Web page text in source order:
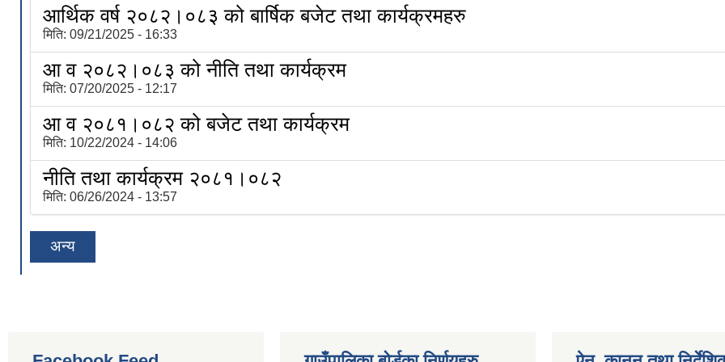
आर्थिक वर्ष २०८२।०८३ को बार्षिक बजेट तथा कार्यक्रमहरु
मिति: 09/21/2025 - 16:33
आ व २०८२।०८३ को नीति तथा कार्यक्रम
मिति: 07/20/2025 - 12:17
आ व २०८१।०८२ को बजेट तथा कार्यक्रम
मिति: 10/22/2024 - 14:06
नीति तथा कार्यक्रम २०८१।०८२
मिति: 06/26/2024 - 13:57
अन्य